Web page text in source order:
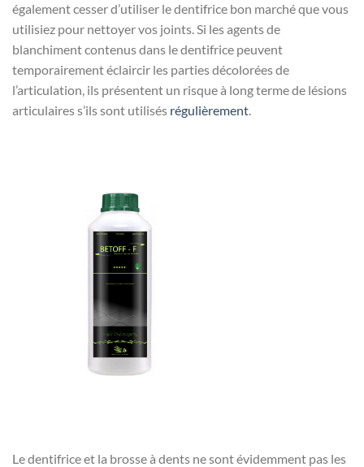
également cesser d’utiliser le dentifrice bon marché que vous
utilisiez pour nettoyer vos joints. Si les agents de
blanchiment contenus dans le dentifrice peuvent
temporairement éclaircir les parties décolorées de
l’articulation, ils présentent un risque à long terme de lésions
articulaires s’ils sont utilisés régulièrement.
Le dentifrice et la brosse à dents ne sont évidemment pas les